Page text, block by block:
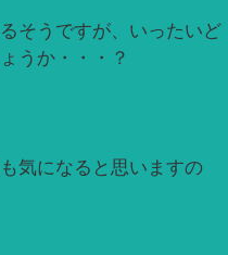
そうですが、いったいど
うか・・・？
気になると思いますの